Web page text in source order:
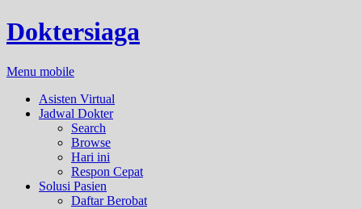
Doktersiaga
Menu mobile
Asisten Virtual
Jadwal Dokter
Search
Browse
Hari ini
Respon Cepat
Solusi Pasien
Daftar Berobat